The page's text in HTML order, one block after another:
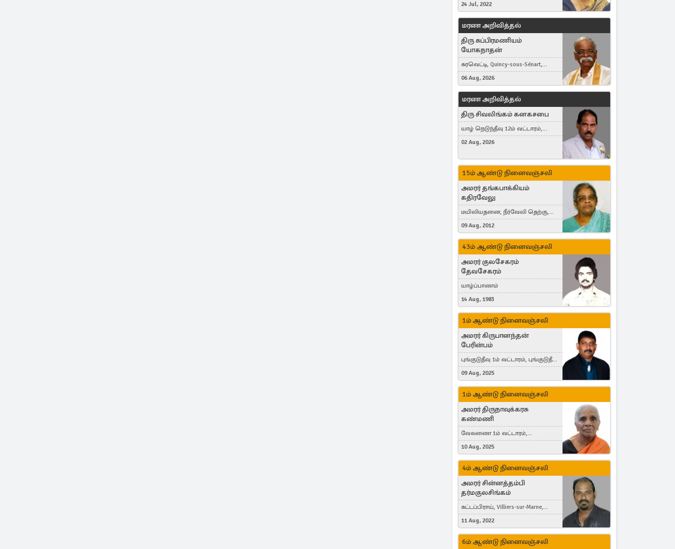
24 Jul, 2022
மரண அறிவித்தல்
திரு சுப்பிரமணியம்
யோகநாதன்
கரவெட்டி, Quincy-sous-Sénart,
France
06 Aug, 2026
மரண அறிவித்தல்
திரு சிவலிங்கம் கனகசபை
யாழ் நெடுந்தீவு 12ம் வட்டாரம்,
Jaffna, நயினாதீவு, London, United
02 Aug, 2026
15ம் ஆண்டு நினைவஞ்சலி
அமரர் தங்கபாக்கியம்
கதிரவேலு
மயிலியதனை, நீர்வேலி தெற்கு,
Herning, Denmark
09 Aug, 2012
43ம் ஆண்டு நினைவஞ்சலி
அமரர் குலசேகரம்
தேவசேகரம்
யாழ்ப்பாணம்
14 Aug, 1983
1ம் ஆண்டு நினைவஞ்சலி
அமரர் கிருபானந்தன்
பேரின்பம்
புங்குடுதீவு 1ம் வட்டாரம், புங்குடுதீவு,
India, Lausanne, Switzerland
09 Aug, 2025
1ம் ஆண்டு நினைவஞ்சலி
அமரர் திருநாவுக்கரசு
கண்மணி
வேலணை 1ம் வட்டாரம்,
மண்கும்பான் மேற்கு, Liestal,
Switzerland
10 Aug, 2025
4ம் ஆண்டு நினைவஞ்சலி
அமரர் சின்னத்தம்பி
தர்மகுலசிங்கம்
கட்டப்பிராய், Villiers-sur-Marne,
France
11 Aug, 2022
6ம் ஆண்டு நினைவஞ்சலி